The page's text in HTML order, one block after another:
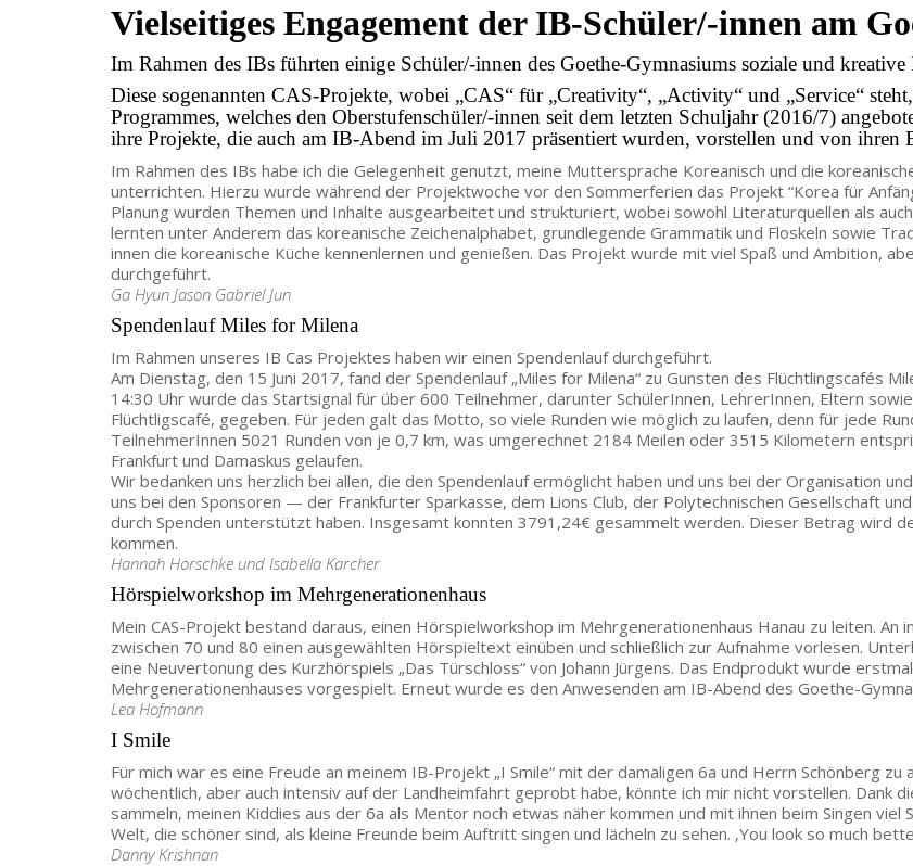
Vielseitiges Engagement der IB-Schüler/-innen am
Im Rahmen des IBs führten einige Schüler/-innen des Goethe-Gymnasiums soziale und kreative
Diese sogenannten CAS-Projekte, wobei „CAS“ für „Creativity“, „Activity“ und „Service“
Programmes, welches den Oberstufenschüler/-innen seit dem letzten Schuljahr (2016/7)
ihre Projekte, die auch am IB-Abend im Juli 2017 präsentiert wurden, vorstellen und von ihren
Im Rahmen des IBs habe ich die Gelegenheit genutzt, meine Muttersprache Koreanisch und die
unterrichten. Hierzu wurde während der Projektwoche vor den Sommerferien das Projekt “Korea für
Planung wurden Themen und Inhalte ausgearbeitet und strukturiert, wobei sowohl Literaturquellen als
lernten unter Anderem das koreanische Zeichenalphabet, grundlegende Grammatik und Floskeln sowie
innen die koreanische Küche kennenlernen und genießen. Das Projekt wurde mit viel Spaß und Ambition,
durchgeführt.
Ga Hyun Jason Gabriel Jun
Spendenlauf Miles for Milena
Im Rahmen unseres IB Cas Projektes haben wir einen Spendenlauf durchgeführt.
Am Dienstag, den 15 Juni 2017, fand der Spendenlauf „Miles for Milena“ zu Gunsten des Flüchtlingscafés
14:30 Uhr wurde das Startsignal für über 600 Teilnehmer, darunter SchülerInnen, LehrerInnen, Eltern
Flüchtligscafé, gegeben. Für jeden galt das Motto, so viele Runden wie möglich zu laufen, denn für jede
TeilnehmerInnen 5021 Runden von je 0,7 km, was umgerechnet 2184 Meilen oder 3515 Kilometern
Frankfurt und Damaskus gelaufen.
Wir bedanken uns herzlich bei allen, die den Spendenlauf ermöglicht haben und uns bei der Organisation
uns bei den Sponsoren — der Frankfurter Sparkasse, dem Lions Club, der Polytechnischen Gesellschaft
durch Spenden unterstützt haben. Insgesamt konnten 3791,24€ gesammelt werden. Dieser Betrag wird
kommen.
Hannah Horschke und Isabella Karcher
Hörspielworkshop im Mehrgenerationenhaus
Mein CAS-Projekt bestand daraus, einen Hörspielworkshop im Mehrgenerationenhaus Hanau zu leiten.
zwischen 70 und 80 einen ausgewählten Hörspieltext einüben und schließlich zur Aufnahme vorlesen.
eine Neuvertonung des Kurzhörspiels „Das Türschloss“ von Johann Jürgens. Das Endprodukt wurde
Mehrgenerationenhauses vorgespielt. Erneut wurde es den Anwesenden am IB-Abend des Goethe-
Lea Hofmann
I Smile
Für mich war es eine Freude an meinem IB-Projekt „I Smile“ mit der damaligen 6a und Herrn Schönberg
wöchentlich, aber auch intensiv auf der Landheimfahrt geprobt habe, könnte ich mir nicht vorstellen. Dank
sammeln, meinen Kiddies aus der 6a als Mentor noch etwas näher kommen und mit ihnen beim Singen
Welt, die schöner sind, als kleine Freunde beim Auftritt singen und lächeln zu sehen. ‚You look so much
Danny Krishnan